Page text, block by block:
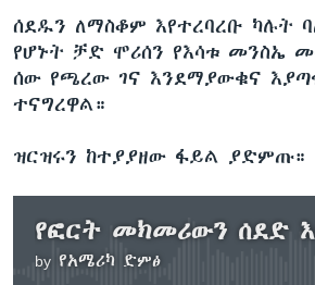
ሰደዱን ለማስቆም እየተረባረቡ ካሉት
የሆኑት ቻድ ሞሪሰን የእሳቱ መንስኤ
ሰው የጫረው ገና እንደማያውቁና
ተናግረዋል።
ዝርዝሩን ከተያያዘው ፋይል ያድምጡ።
by የአሜሪካ ድምፅ
No media source